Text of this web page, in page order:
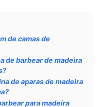
de camas de
de barbear de madeira
de aparas de madeira
para madeira